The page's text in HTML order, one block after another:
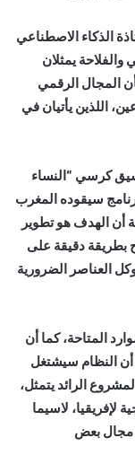
الذكاء الاصطناعي
والفلاحة يمثلان
المجال الرقمي
اللذين يأتيان في
كرسي “النساء
سيقوده المغرب
أن ‏الهدف هو تطوير
بطريقة دقيقة على
العناصر الضرورية
المتاحة، كما أن
أن النظام سيشتغل
‏الرائد يتمثل،
لإفريقيا، لاسيما
مجال بعض